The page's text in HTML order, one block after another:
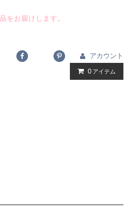
をお届けします。
アカウント
0 アイテム